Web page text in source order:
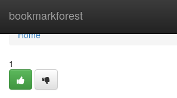
bookmarkforest
Home
Home
1